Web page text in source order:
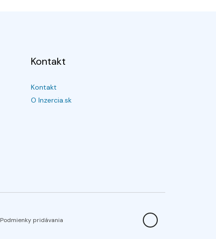
Kontakt
Kontakt
O Inzercia.sk
Podmienky pridávania